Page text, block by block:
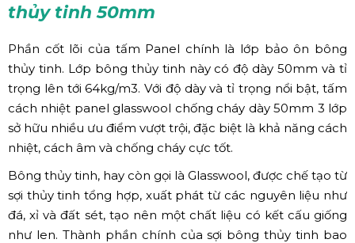
thủy tinh 50mm
Phần cốt lõi của tấm Panel chính là lớp bảo ôn bông
thủy tinh. Lớp bông thủy tinh này có độ dày 50mm và tỉ
trọng lên tới 64kg/m3. Với độ dày và tỉ trọng nổi bật, tấm
cách nhiệt panel glasswool chống cháy dày 50mm 3 lớp
sở hữu nhiều ưu điểm vượt trội, đặc biệt là khả năng cách
nhiệt, cách âm và chống cháy cực tốt.
Bông thủy tinh, hay còn gọi là Glasswool, được chế tạo từ
sợi thủy tinh tổng hợp, xuất phát từ các nguyên liệu như
đá, xỉ và đất sét, tạo nên một chất liệu có kết cấu giống
như len. Thành phần chính của sợi bông thủy tinh bao